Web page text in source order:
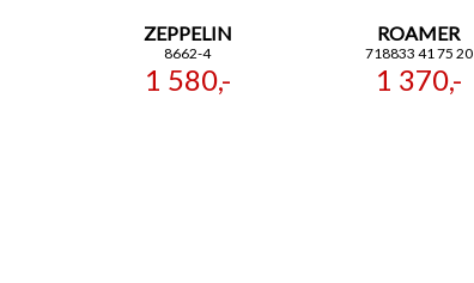
ZEPPELIN
8662-4
1 580,-
ROAMER
718833 41 75 20
1 370,-